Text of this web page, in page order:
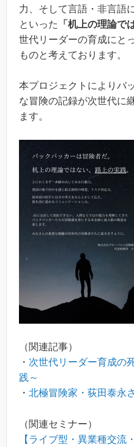
力、そして言語・非言語
といった
「机上の理論で
世代リーダーの育成にと
ものと考えております。
本プロジェクトによりバ
な冒険の記録が次世代に
ます。
（関連記事）
・ 次世代リーダー育成の
践～
・ 北極冒険家・荻田泰永
（関連セミナー）
【ライブ型・異業種交流